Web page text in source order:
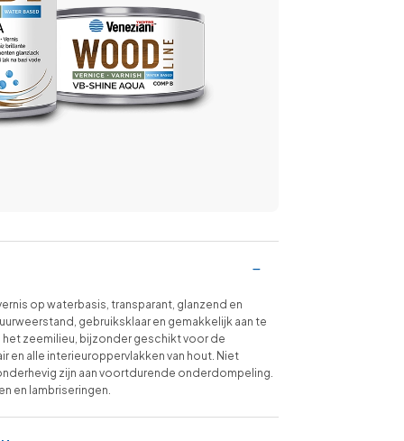
op waterbasis, transparant, glanzend en
gebruiksklaar en gemakkelijk aan te
zeemilieu, bijzonder geschikt voor de
en alle interieuroppervlakken van hout. Niet
zijn aan voortdurende onderdompeling.
en lambriseringen.